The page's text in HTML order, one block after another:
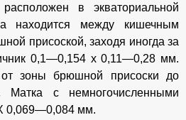
в экваториальной
находится между кишечным
присоской, заходя иногда за
0,1—0,154 х 0,11—0,28 мм.
от зоны брюшной присоски до
Матка с немногочисленными
0,069—0,084 мм.